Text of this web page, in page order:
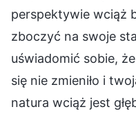
perspektywie wciąż
zboczyć na swoje
uświadomić sobie,
się nie zmieniło i
natura wciąż jest